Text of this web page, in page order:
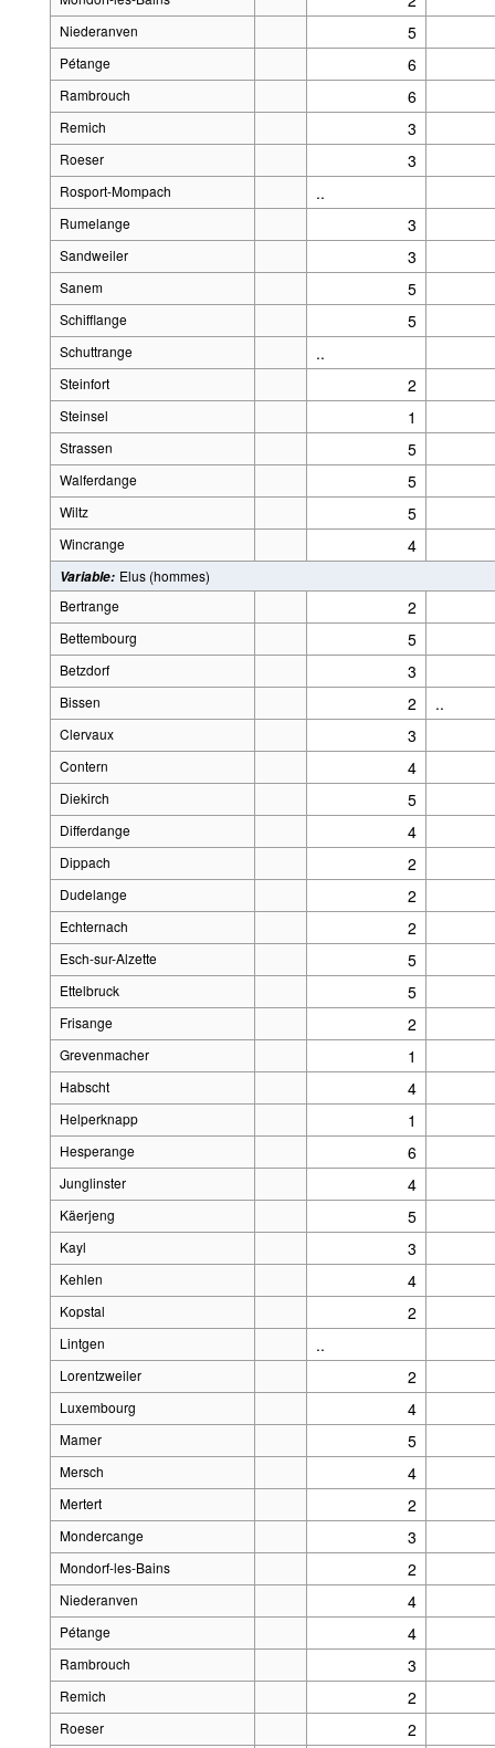
Niederanven 5
Pétange 6
Rambrouch 6
Remich 3
Roeser 3
Rosport-Mompach ..
Rumelange 3
Sandweiler 3
Sanem 5
Schifflange 5
Schuttrange ..
Steinfort 2
Steinsel 1
Strassen 5
Walferdange 5
Wiltz 5
Wincrange 4
Variable: Elus (hommes)
Bertrange
2
Bettembourg 5
Betzdorf 3
Bissen 2 ..
Clervaux 3
Contern 4
Diekirch 5
Differdange 4
Dippach 2
Dudelange 2
Echternach 2
Esch-sur-Alzette 5
Ettelbruck 5
Frisange 2
Grevenmacher 1
Habscht 4
Helperknapp 1
Hesperange 6
Junglinster 4
Käerjeng 5
Kayl 3
Kehlen 4
Kopstal 2
Lintgen ..
Lorentzweiler 2
Luxembourg 4
Mamer 5
Mersch 4
Mertert 2
Mondercange 3
Mondorf-les-Bains 2
Niederanven 4
Pétange 4
Rambrouch 3
Remich 2
Roeser 2